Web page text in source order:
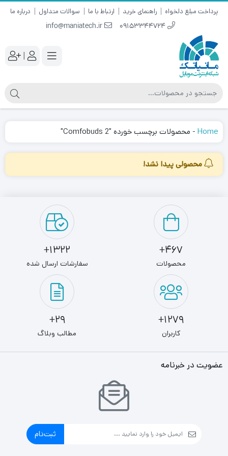
پرداخت مبلغ دلخواه راهنمای خرید ارتباط با ما سوالات متداول درباره ما
09153344724
info@maniatech.ir
|
Home
- محصولات برچسب خورده "Comfobuds 2"
محصولی پیدا نشد!
467+
محصولات
1322+
سفارشات ارسال شده
1279+
کاربران
29+
مطالب وبلاگ
عضویت در خبرنامه
ثبت‌نام